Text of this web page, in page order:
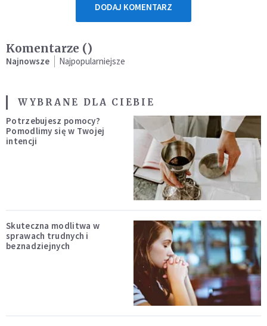
DODAJ KOMENTARZ
Komentarze ()
Najnowsze Najpopularniejsze
WYBRANE DLA CIEBIE
Potrzebujesz pomocy?
Pomodlimy się w Twojej
intencji
Skuteczna modlitwa w
sprawach trudnych i
beznadziejnych